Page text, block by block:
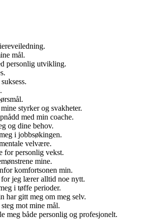
mål.
personlig utvikling.
styrker og svakheter.
med min coache.
og dine behov.
i jobbsøkingen.
velvære.
for personlig vekst.
mine.
komfortsonen min.
for jeg lærer alltid noe nytt.
i tøffe perioder.
har gitt meg om meg selv.
mot mine mål.
meg både personlig og profesjonelt.